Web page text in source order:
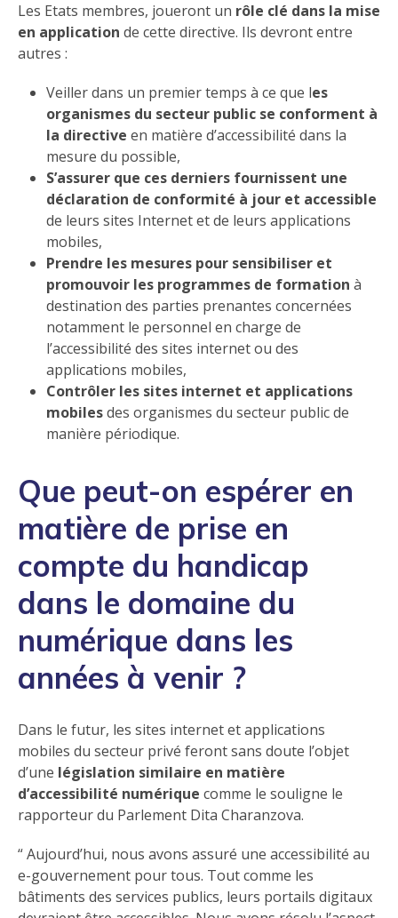
Les Etats membres, joueront un rôle clé dans la mise
en application de cette directive. Ils devront entre
autres :
Veiller dans un premier temps à ce que les
organismes du secteur public se conforment à
la directive en matière d’accessibilité dans la
mesure du possible,
S’assurer que ces derniers fournissent une
déclaration de conformité à jour et accessible
de leurs sites Internet et de leurs applications
mobiles,
Prendre les mesures pour sensibiliser et
promouvoir les programmes de formation à
destination des parties prenantes concernées
notamment le personnel en charge de
l’accessibilité des sites internet ou des
applications mobiles,
Contrôler les sites internet et applications
mobilesdes organismes du secteur public de
manière périodique.
Que peut-on espérer en
matière de prise en
compte du handicap
dans le domaine du
numérique dans les
années à venir ?
Dans le futur, les sites internet et applications
mobiles du secteur privé feront sans doute l’objet
d’une législation similaire en matière
d’accessibilité numérique comme le souligne le
rapporteur du Parlement Dita Charanzova.
Aujourd’hui, nous avons assuré une accessibilité au
e-gouvernement pour tous. Tout comme les
bâtiments des services publics, leurs portails digitaux